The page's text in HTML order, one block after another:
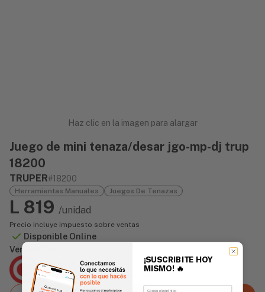
Haz clic en la imagen para alargar
Juego de mini tenaza/desar jgo-mp-dj trup
18200
TRUPER#18200
Herramientas Manuales Juegos De Tenazas
L 819 /unidad
Precio incluye impuesto sobre ventas
Disponible Online
Vendido Por:
Agencia Global
2 días - Tiempo de Entrega Promedio
¡SUSCRIBITE HOY
MISMO! 🔥
Email